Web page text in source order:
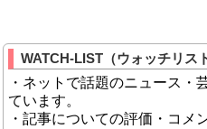
WATCH-LIST（ウォッチリスト
・ネットで話題のニュース・
ています。
・記事についての評価・コメ